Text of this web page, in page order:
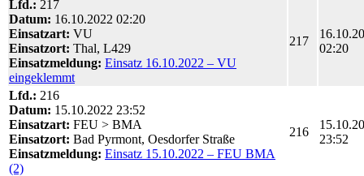
Lfd.: 217
Datum: 16.10.2022 02:20
Einsatzart: VU
Einsatzort: Thal, L429
Einsatzmeldung: Einsatz 16.10.2022 – VU
eingeklemmt
217
02:20
Lfd.: 216
Datum: 15.10.2022 23:52
Einsatzart: FEU > BMA
Einsatzort: Bad Pyrmont, Oesdorfer Straße
Einsatzmeldung: Einsatz 15.10.2022 – FEU BMA
(2)
216
23:52